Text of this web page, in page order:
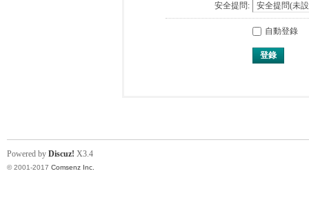
安全提問:
自動登錄
登錄
Powered by Discuz! X3.4
© 2001-2017 Comsenz Inc.